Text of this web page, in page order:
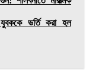
ভর্তি করা হল